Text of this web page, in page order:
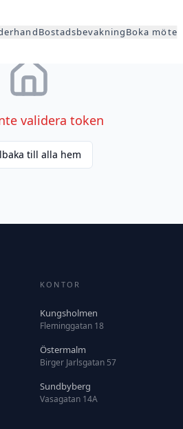
BostadsbevakningBoka möte
validera token
till alla hem
KONTOR
Kungsholmen
Fleminggatan 18
Östermalm
Birger Jarlsgatan 57
Sundbyberg
Vasagatan 14A